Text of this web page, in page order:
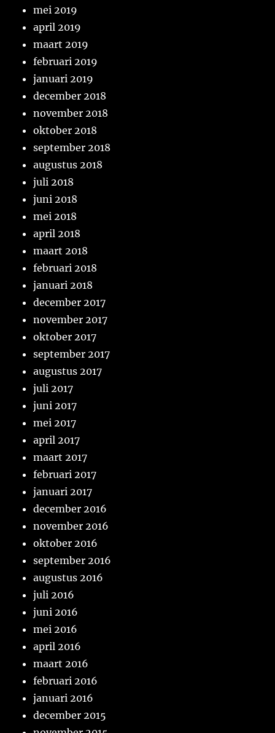
mei 2019
april 2019
maart 2019
februari 2019
januari 2019
december 2018
november 2018
oktober 2018
september 2018
augustus 2018
juli 2018
juni 2018
mei 2018
april 2018
maart 2018
februari 2018
januari 2018
december 2017
november 2017
oktober 2017
september 2017
augustus 2017
juli 2017
juni 2017
mei 2017
april 2017
maart 2017
februari 2017
januari 2017
december 2016
november 2016
oktober 2016
september 2016
augustus 2016
juli 2016
juni 2016
mei 2016
april 2016
maart 2016
februari 2016
januari 2016
december 2015